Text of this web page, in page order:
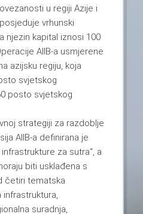
u regiji Azije i
vrhunski
njezin kapital iznosi 100
AIIB-a usmjerene
azijsku regiju, koja
svjetskog
posto svjetskog
strategiji za razdoblje
AIIB-a definirana je
za sutra“, a
biti usklađena s
četiri tematska
suradnja,